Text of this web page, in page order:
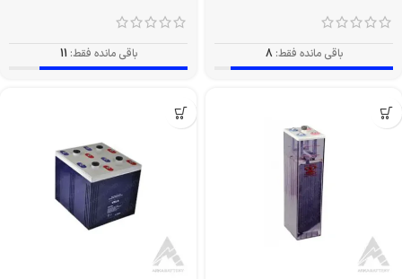
باقی مانده فقط: 8 باقی مانده فقط: 11